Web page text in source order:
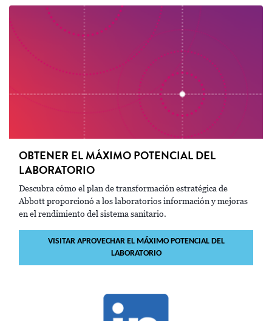
OBTENER EL MÁXIMO POTENCIAL DEL
LABORATORIO
Descubra cómo el plan de transformación estratégica de
Abbott proporcionó a los laboratorios información y mejoras
en el rendimiento del sistema sanitario.
VISITAR APROVECHAR EL MÁXIMO POTENCIAL DEL
LABORATORIO